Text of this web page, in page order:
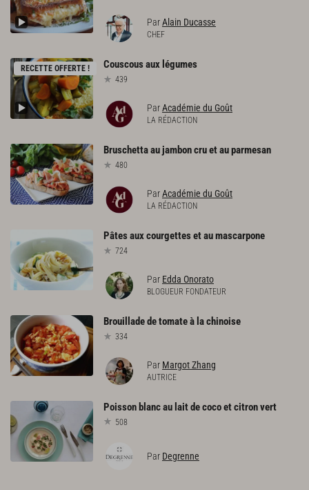
ParAlain Ducasse
CHEF
RECETTE OFFERTE ! Couscousaux légumes
439
ParAcadémie du Goût
LA RÉDACTION
Bruschettaaujamboncruetauparmesan
480
ParAcadémie du Goût
LA RÉDACTION
Pâtesauxcourgettesetaumascarpone
724
Par Edda Onorato
BLOGUEUR FONDATEUR
Brouilladedetomateà lachinoise
334
Par Margot Zhang
AUTRICE
Poisson blancau laitdecocoetcitronvert
508
Par Degrenne